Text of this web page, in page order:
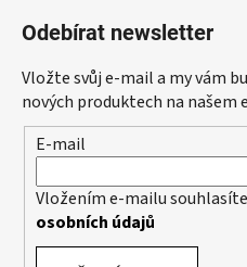
Odebírat newsletter
Vložte svůj e-mail a my vám
nových produktech na našem
E-mail
Vložením e-mailu
osobních údajů